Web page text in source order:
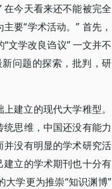
在今天看来还不能被完全
要“学术活动。” 首先，
文学改良诌议” 一文并不
问题的探索，批判，研
建立的现代大学稚型。
思维，中国还没有能力
没有明显的学术研究活
立的学术期刊也十分有
学更为推崇“知识渊博”